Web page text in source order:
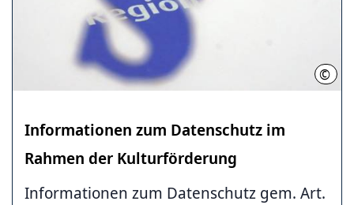
©
Informationen zum Datenschutz im
Rahmen der Kulturförderung
Informationen zum Datenschutz gem. Art.